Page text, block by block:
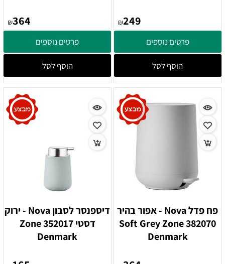
₪249
פרטים נוספים
הוסף לסל
₪364
פרטים נוספים
הוסף לסל
פח פדל Nova - אפור בהיר
382070 Soft Grey Zone
Denmark
דיספנסר לסבון Nova - ירוק
דסטי 352017 Zone
Denmark